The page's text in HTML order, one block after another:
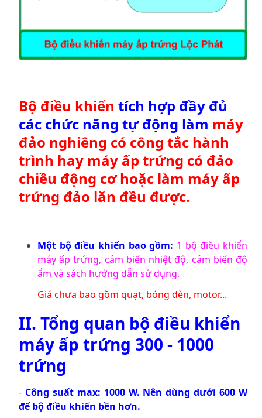
Bộ điều khiển tích hợp đầy đủ
các chức năng tự động làm máy
đảo nghiêng có công tắc hành
trình hay máy ấp trứng có đảo
chiều động cơ hoặc làm máy ấp
trứng đảo lăn đều được.
Một bộ điều khiển bao gồm: 1 bộ điều khiển
máy ấp trứng, cảm biến nhiệt độ, cảm biến độ
ẩm và sách hướng dẫn sử dụng.
Giá chưa bao gồm quạt, bóng đèn, motor...
II. Tổng quan bộ điều khiển
máy ấp trứng 300 - 1000
trứng
- Công suất max: 1000 W. Nên dùng dưới 600 W
để bộ điều khiển bền hơn.